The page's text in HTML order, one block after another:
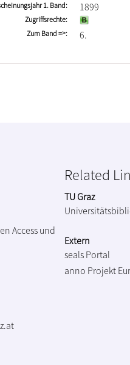
1. Band 1899
Zugriffsrechte
Zum Band =>
6
Access und
Related
TU Graz
Extern
seals Portal
anno Projekt